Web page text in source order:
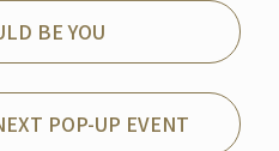
BE YOU
POP-UP EVENT